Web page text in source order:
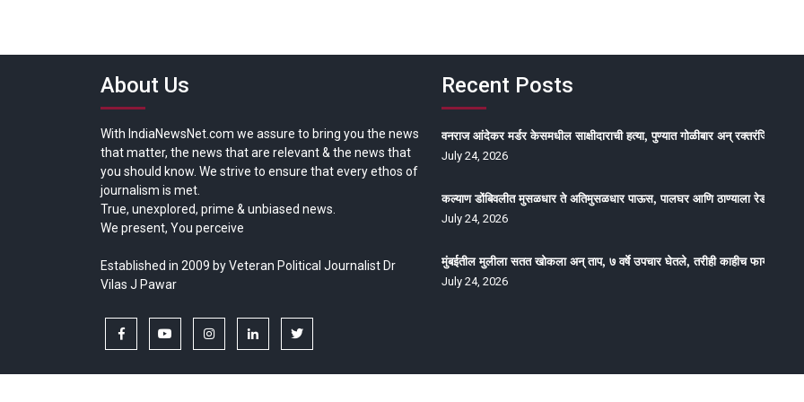
About Us
With IndiaNewsNet.com we assure to bring you the news
that matter, the news that are relevant & the news that
you should know. We strive to ensure that every ethos of
journalism is met.
True, unexplored, prime & unbiased news.
We present, You perceive
Established in 2009 by Veteran Political Journalist Dr
Vilas J Pawar
facebook youtubeinstagramlinkedintwitter
Recent Posts
वनराज आंदेकर मर्डर केसमधील साक्षीदाराची हत्या, पुण्यात गोळीबार अन् रक्तरंजित थरार
July 24, 2026
कल्याण डोंबिवलीत मुसळधार ते अतिमुसळधार पाऊस, पालघर आणि ठाण्याला रेड अलर्ट,
July 24, 2026
मुंबईतील मुलीला सतत खोकला अन् ताप, ७ वर्षे उपचार घेतले, तरीही काहीच फायदा
July 24, 2026